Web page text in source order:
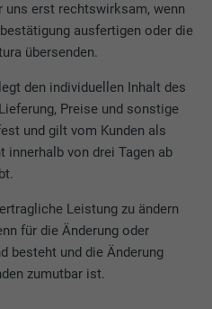
uns erst rechtswirksam, wenn
ausfertigen oder die
übersenden.
den individuellen Inhalt des
Preise und sonstige
und gilt vom Kunden als
innerhalb von drei Tagen ab
Leistung zu ändern
für die Änderung oder
besteht und die Änderung
zumutbar ist.